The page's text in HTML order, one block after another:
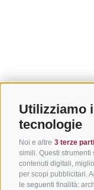
Utilizziamo
tecnologie
Noi e altre 3 terze parti
simili. Questi
contenuti digitali,
per scopi pubblicitari.
le seguenti finalità: